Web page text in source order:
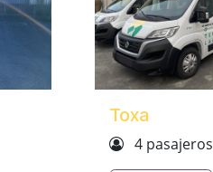
Toxa
4 pasajeros